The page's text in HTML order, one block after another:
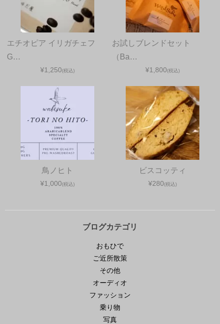
エチオピア イリガチェフ
G…
¥1,250(税込)
お試しブレンドセット
（Ba…
¥1,800(税込)
鳥ノヒト
¥1,000(税込)
ビスコッティ
¥280(税込)
ブログカテゴリ
おもひで
ご近所散策
その他
オーディオ
ファッション
乗り物
写真